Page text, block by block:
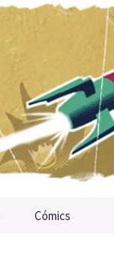
Cómics